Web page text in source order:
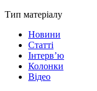
Тип матеріалу
Новини
Статті
Інтерв’ю
Колонки
Відео